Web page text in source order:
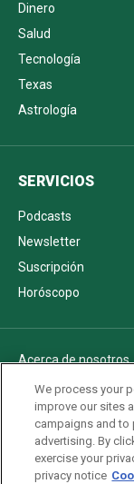
Dinero
Salud
Tecnología
Texas
Astrología
SERVICIOS
Podcasts
Newsletter
Suscripción
Horóscopo
Acerca de nosotros
Politica de
Pautas Editoriales
AdChoices
Advertise with us
We process your
improve our sites
campaigns and to
advertising. By
exercise your
privacy notice